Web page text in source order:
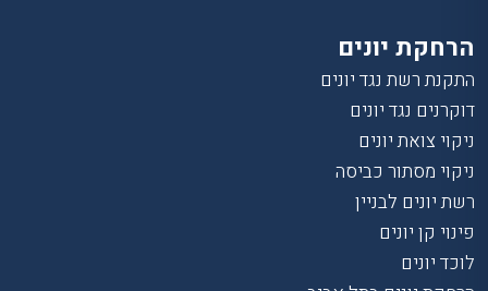
הרחקת יונים
התקנת רשת נגד יונים
דוקרנים נגד יונים
ניקוי צואת יונים
ניקוי מסתור כביסה
רשת יונים לבניין
פינוי קן יונים
לוכד יונים